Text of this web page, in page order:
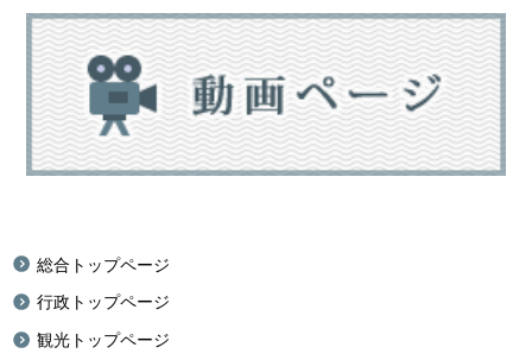
総合トップページ
行政トップページ
観光トップページ